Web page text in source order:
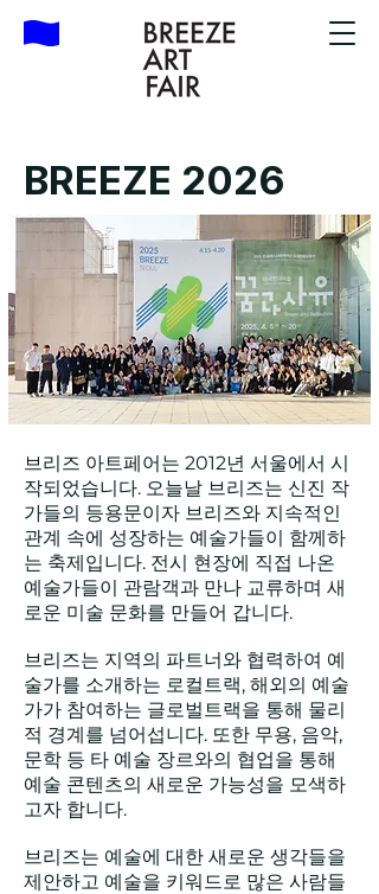
BREEZE 2026
브리즈 아트페어는 2012년 서울에서 시
작되었습니다. 오늘날 브리즈는 신진 작
가들의 등용문이자 브리즈와 지속적인
관계 속에 성장하는 예술가들이 함께하
는 축제입니다. 전시 현장에 직접 나온
예술가들이 관람객과 만나 교류하며 새
로운 미술 문화를 만들어 갑니다.
브리즈는 지역의 파트너와 협력하여 예
술가를 소개하는 로컬트랙, 해외의 예술
가가 참여하는 글로벌트랙을 통해 물리
적 경계를 넘어섭니다. 또한 무용, 음악,
문학 등 타 예술 장르와의 협업을 통해
예술 콘텐츠의 새로운 가능성을 모색하
고자 합니다.
브리즈는 예술에 대한 새로운 생각들을
제안하고 예술을 키워드로 많은 사람들